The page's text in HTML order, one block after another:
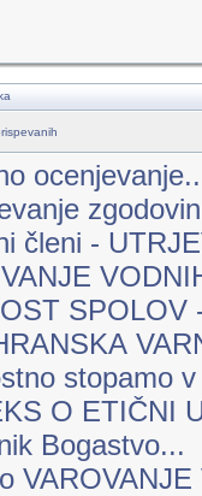
členi -
SPOLOV
stopamo
O ETIČNI
Bogastvo...